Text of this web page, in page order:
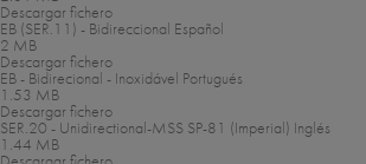
Descargar fichero
EB (SER.11) - Bidireccional Español
2 MB
Descargar fichero
EB - Bidirecional - Inoxidável Portugués
1.53 MB
Descargar fichero
SER.20 - Unidirectional-MSS SP-81 (Imperial) Inglés
1.44 MB